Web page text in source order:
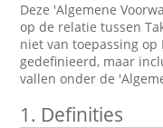
Deze 'Algemene
op de relatie tussen
niet van toepassing
gedefinieerd, maar
vallen onder de
1. Definities